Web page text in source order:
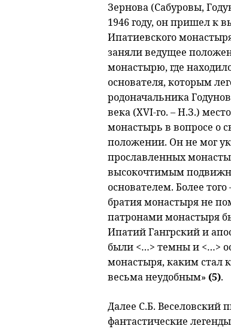
Зернова (Сабуровы,
1946 году, он пришел к
Ипатиевского
заняли ведущее
монастырю, где
основателя, которым
родоначальника
века (XVI-го. – Н.З.)
монастырь в вопросе о
положении. Он не мог
прославленных
высокочтимым
основателем. Более
братия монастыря не
патронами монастыря
Ипатий Гангрский и
были <…> темны и <…>
монастыря, каким стал
весьма неудобным» (5).
Далее С.Б. Веселовский
фантастические